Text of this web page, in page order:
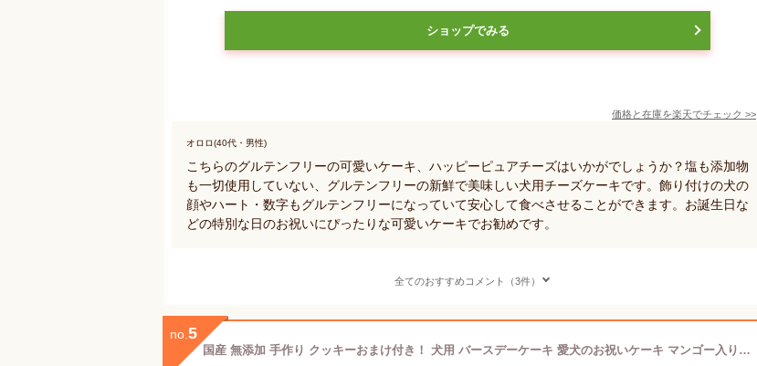
ショップでみる
価格と在庫を楽天でチェック >>
オロロ(40代・男性)
こちらのグルテンフリーの可愛いケーキ、ハッピーピュアチーズはいかがでしょうか？塩も添加物
も一切使用していない、グルテンフリーの新鮮で美味しい犬用チーズケーキです。飾り付けの犬の
顔やハート・数字もグルテンフリーになっていて安心して食べさせることができます。お誕生日な
どの特別な日のお祝いにぴったりな可愛いケーキでお勧めです。
全てのおすすめコメント（3件）
no. 5
国産 無添加 手作り クッキーおまけ付き！ 犬用 バースデーケーキ 愛犬のお祝いケーキ マンゴー入り米粉ヨーグルトケーキ(グルテンフリー）